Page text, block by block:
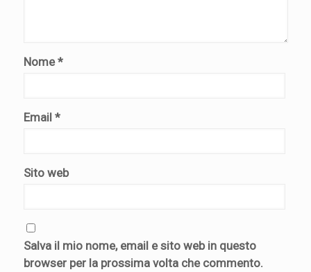
Nome*
Email *
Sito web
Salva il mio nome, email e sito web in questo
browser per la prossima volta che commento.